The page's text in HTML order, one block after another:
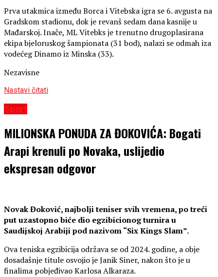
Prva utakmica između Borca i Vitebska igra se 6. avgusta na
Gradskom stadionu, dok je revanš sedam dana kasnije u
Mađarskoj. Inače, ML Vitebks je trenutno drugoplasirana
ekipa bjeloruskog šampionata (31 bod), nalazi se odmah iza
vodećeg Dinamo iz Minska (33).
Nezavisne
Nastavi čitati
Sport
MILIONSKA PONUDA ZA ĐOKOVIĆA: Bogati
Arapi krenuli po Novaka, uslijedio
ekspresan odgovor
Novak Đoković, najbolji teniser svih vremena, po treći
put uzastopno biće dio egzibicionog turnira u
Saudijskoj Arabiji pod nazivom “Six Kings Slam”.
Ova teniska egzibicija održava se od 2024. godine, a obje
dosadašnje titule osvojio je Janik Siner, nakon što je u
finalima pobjeđivao Karlosa Alkaraza.